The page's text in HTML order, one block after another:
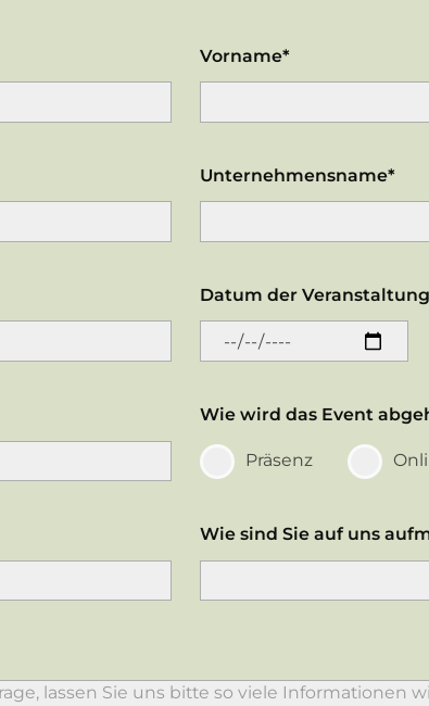
Vorname*
Unternehmensname*
Datum der
Wie wird das Event
Präsenz
Wie sind Sie auf uns